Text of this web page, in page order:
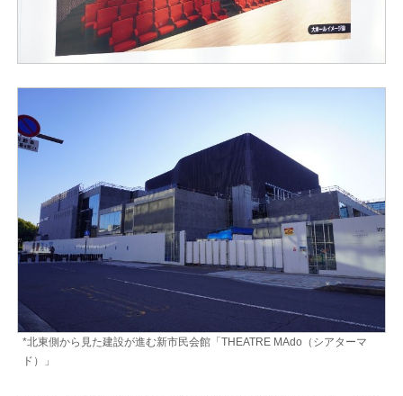
*北東側から見た建設が進む新市民会館「THEATRE MAdo（シアターマ
ド）」